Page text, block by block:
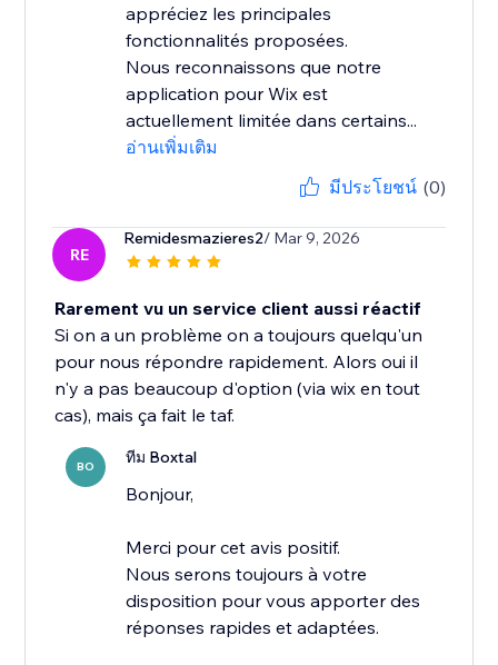
appréciez les principales
fonctionnalités proposées.
Nous reconnaissons que notre
application pour Wix est
actuellement limitée dans certains...
อ่านเพิ่มเติม
มีประโยชน์ (0)
RE
Remidesmazieres2/ Mar 9, 2026
Rarement vu un service client aussi réactif
Si on a un problème on a toujours quelqu'un
pour nous répondre rapidement. Alors oui il
n'y a pas beaucoup d'option (via wix en tout
cas), mais ça fait le taf.
BO ทีม Boxtal
Bonjour,
Merci pour cet avis positif.
Nous serons toujours à votre
disposition pour vous apporter des
réponses rapides et adaptées.